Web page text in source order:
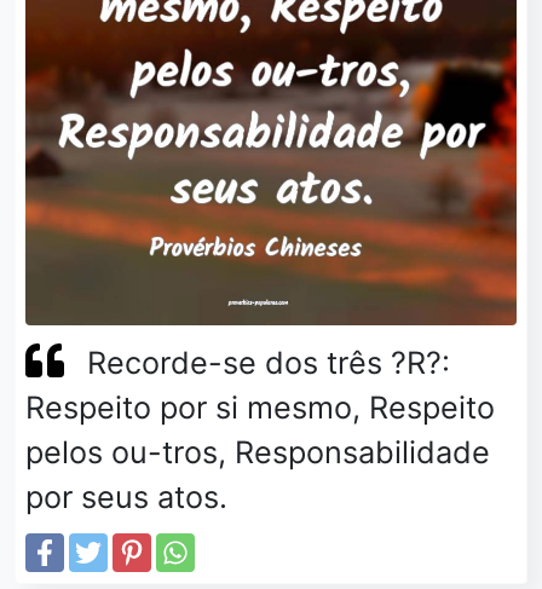
Recorde-se dos três ?R?:
Respeito por si mesmo, Respeito
pelos ou-tros, Responsabilidade
por seus atos.